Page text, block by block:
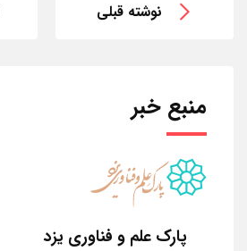
نوشته قبلی
منبع خبر
پارک علم و فناوری یزد